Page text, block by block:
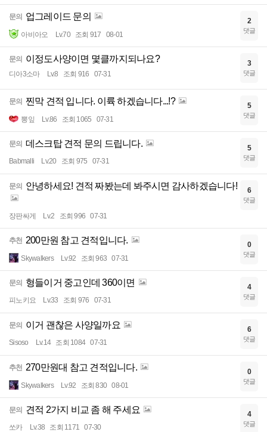
문의 업그레이드 문의
아비아오 Lv.70 조회 917 08-01
2
댓글
문의 이정도사양이면 몇클까지되나요?
디아3소마 Lv.8 조회 916 07-31
3
댓글
문의 찐막 견적 입니다. 이륙 하겠습니다...!?
뽕잎 Lv.86 조회 1065 07-31
5
댓글
문의 데스크탑 견적 문의 드립니다.
Babmalli Lv.20 조회 975 07-31
5
댓글
문의 안녕하세요! 견적 짜봤는데 봐주시면 감사하겠습니다!
장판싸게 Lv.2 조회 996 07-31
6
댓글
추천 200만원 참고 견적입니다.
Skywalkers Lv.92 조회 963 07-31
0
댓글
문의 형들이거 중고인데 360이면
피노키요 Lv.33 조회 976 07-31
4
댓글
문의 이거 괜찮은 사양일까요
Sisoso Lv.14 조회 1084 07-31
6
댓글
추천 270만원대 참고 견적입니다.
Skywalkers Lv.92 조회 830 08-01
0
댓글
문의 견적 2가지 비교 좀 해 주세요
쏘카 Lv.38 조회 1171 07-30
4
댓글